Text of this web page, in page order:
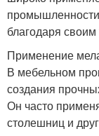
благодаря
Применение
В мебельном
создания
Он часто
столешниц и